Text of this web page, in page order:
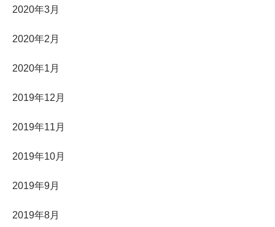
2020年3月
2020年2月
2020年1月
2019年12月
2019年11月
2019年10月
2019年9月
2019年8月